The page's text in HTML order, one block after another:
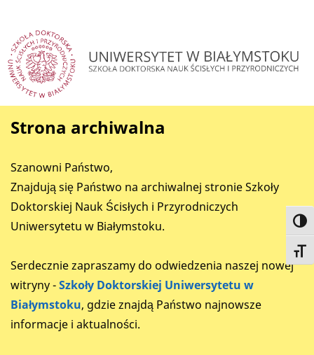
Strona archiwalna
Szanowni Państwo,
Znajdują się Państwo na archiwalnej stronie Szkoły
Doktorskiej Nauk Ścisłych i Przyrodniczych
Uniwersytetu w Białymstoku.
Serdecznie zapraszamy do odwiedzenia naszej nowej
witryny -Szkoły Doktorskiej Uniwersytetu w
Białymstoku, gdzie znajdą Państwo najnowsze
informacje i aktualności.